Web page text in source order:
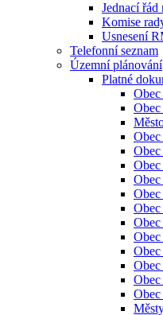
Jednací řád
Komise
Usnesení
Telefonní seznam
Územní plánování
Platné
Obec
Obec